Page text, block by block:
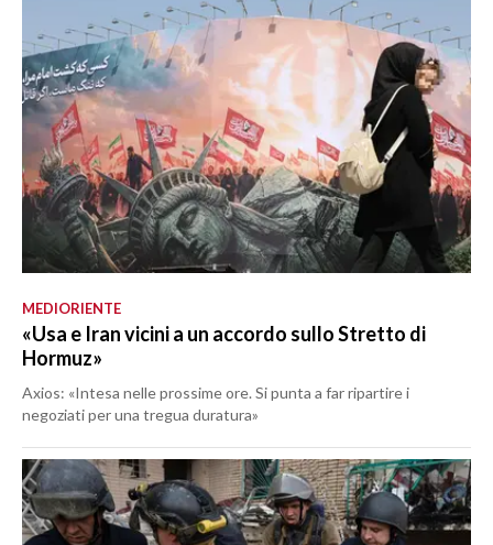
MEDIORIENTE
«Usa e Iran vicini a un accordo sullo Stretto di
Hormuz»
Axios: «Intesa nelle prossime ore. Si punta a far ripartire i
negoziati per una tregua duratura»